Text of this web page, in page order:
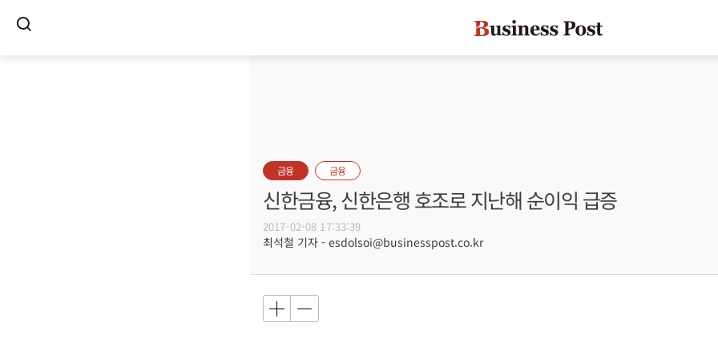
금융 금융
신한금융, 신한은행 호조로 지난해 순이익 급증
2017-02-08 17:33:39
최석철 기자 - esdolsoi@businesspost.co.kr